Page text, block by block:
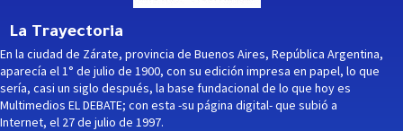
La Trayectoria
En la ciudad de Zárate, provincia de Buenos Aires, República Argentina,
aparecía el 1° de julio de 1900, con su edición impresa en papel, lo que
sería, casi un siglo después, la base fundacional de lo que hoy es
Multimedios EL DEBATE; con esta -su página digital- que subió a
Internet, el 27 de julio de 1997.